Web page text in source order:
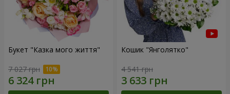
Букет "Казка мого життя"
7 027 грн
Кошик "Янголятко"
4 541 грн